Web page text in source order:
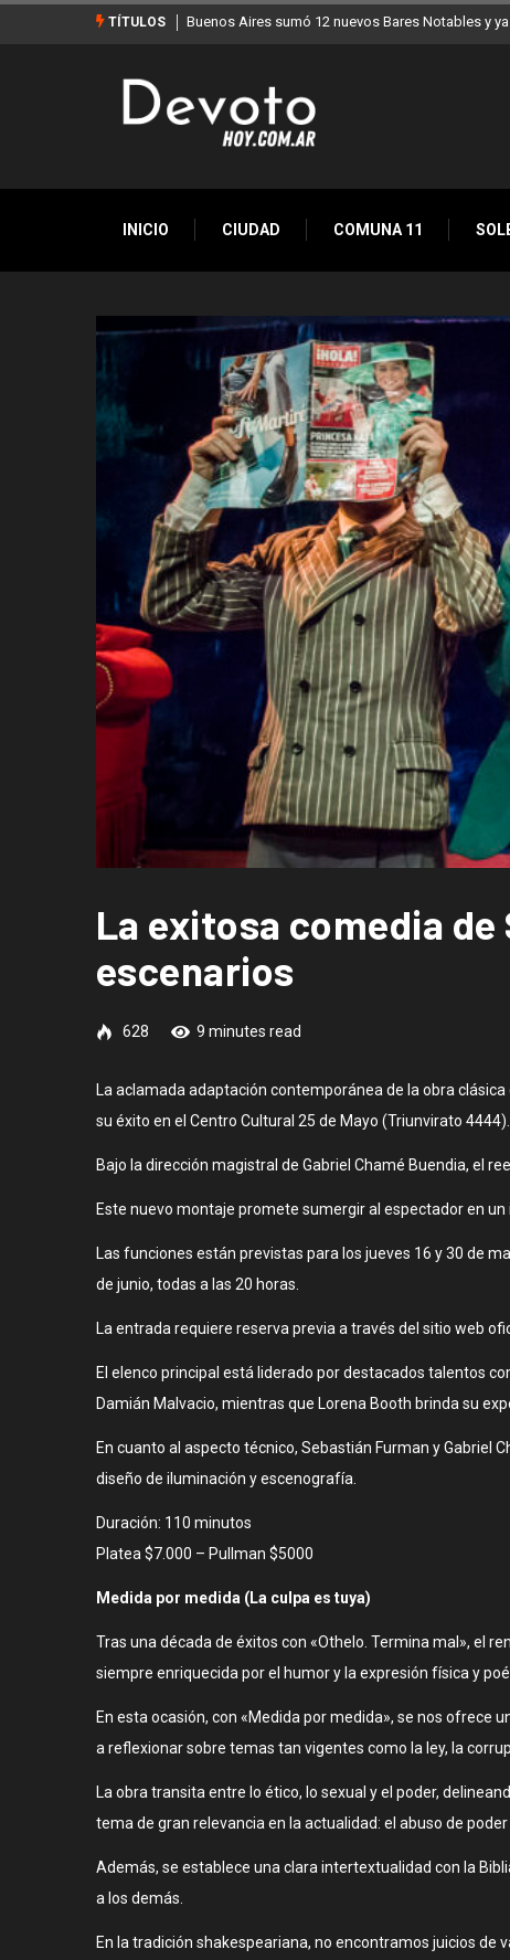
TÍTULOS Los stands móviles de la Ciudad llegan esta
INICIO CIUDAD COMUNA 11
La exitosa comedia de
escenarios
628 9 minutes read
La aclamada adaptación contemporánea de la obra
su éxito en el Centro Cultural 25 de Mayo (Triunvirato 4444).
Bajo la dirección magistral de Gabriel Chamé Buendia, el
Este nuevo montaje promete sumergir al espectador en
Las funciones están previstas para los jueves 16 y 30 de
de junio, todas a las 20 horas.
La entrada requiere reserva previa a través del sitio web
El elenco principal está liderado por destacados talentos
Damián Malvacio, mientras que Lorena Booth brinda su
En cuanto al aspecto técnico, Sebastián Furman y Gabriel
diseño de iluminación y escenografía.
Duración: 110 minutos
Platea $7.000 – Pullman $5000
Medida por medida (La culpa es tuya)
Tras una década de éxitos con «Othelo. Termina mal», el
siempre enriquecida por el humor y la expresión física y
En esta ocasión, con «Medida por medida», se nos ofrece
a reflexionar sobre temas tan vigentes como la ley, la
La obra transita entre lo ético, lo sexual y el poder,
tema de gran relevancia en la actualidad: el abuso de
Además, se establece una clara intertextualidad con la
a los demás.
En la tradición shakespeariana, no encontramos juicios de